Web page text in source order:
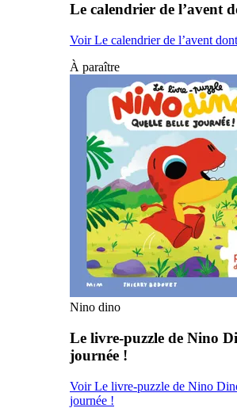
Le calendrier de l’avent
Voir Le calendrier de l’avent
À paraître
Nino dino
Le livre-puzzle de Nino
journée !
Voir Le livre-puzzle de Nino
journée !